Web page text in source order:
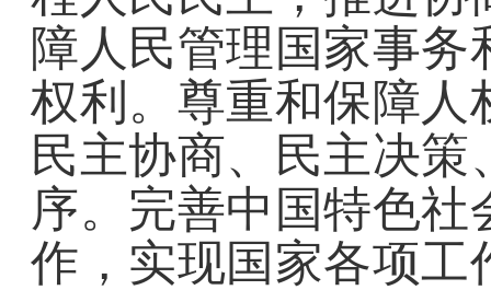
障人民管理国家事
权利。尊重和保障人
民主协商、民主决
序。完善中国特色
作，实现国家各项工